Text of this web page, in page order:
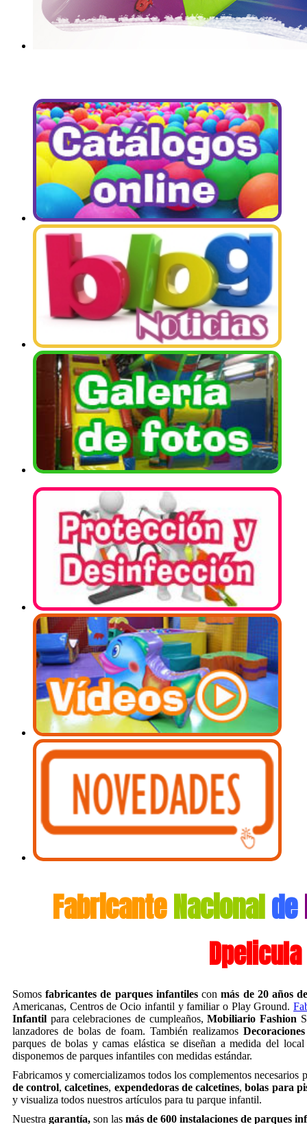
FabricanteNacionalde
Dpelicula
Somosfabricantes de parques infantilescon más de 20 años
Americanas, Centros de Ocio infantil y familiar o Play Ground.
Infantil para celebraciones de cumpleaños,Mobiliario Fashion
lanzadores de bolas de foam. También realizamos
parques de bolas y camas elástica se diseñan a medida del
disponemos de parques infantiles con medidas estándar.
Fabricamos y comercializamos todos los complementos necesarios
de control,calcetines, expendedoras de calcetines,bolas para
y visualiza todos nuestros artículos para tu parque infantil.
Nuestra garantía, son las más de 600 instalaciones de parques